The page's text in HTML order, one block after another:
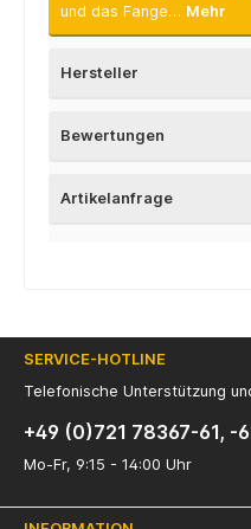
und das Fange… Mehr
Hersteller
Bewertungen
Artikelanfrage
SERVICE-HOTLINE
Telefonische Unterstützung
+49 (0)721 78367-61, -
Mo-Fr, 9:15 - 14:00 Uhr